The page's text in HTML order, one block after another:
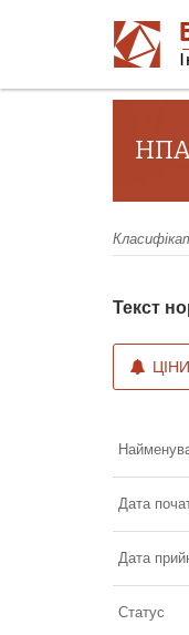
Текст
ЦІНИ
Дата
Дата
Статус